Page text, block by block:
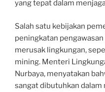
yang tepat dalam
Salah satu kebijakan
peningkatan
merusak lingkungan,
mining. Menteri
Nurbaya, menyatakan
sangat dibutuhkan dalam